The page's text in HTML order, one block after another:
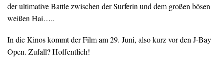
der ultimative Battle zwischen der Surferin und dem großen bösen
weißen Hai…..
In die Kinos kommt der Film am 29. Juni, also kurz vor den J-Bay
Open. Zufall? Hoffentlich!